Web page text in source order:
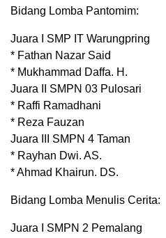
Bidang Lomba Pantomim:
Juara I SMP IT Warungpring
* Fathan Nazar Said
* Mukhammad Daffa. H.
Juara II SMPN 03 Pulosari
* Raffi Ramadhani
* Reza Fauzan
Juara III SMPN 4 Taman
* Rayhan Dwi. AS.
* Ahmad Khairun. DS.
Bidang Lomba Menulis Cerita:
Juara I SMPN 2 Pemalang